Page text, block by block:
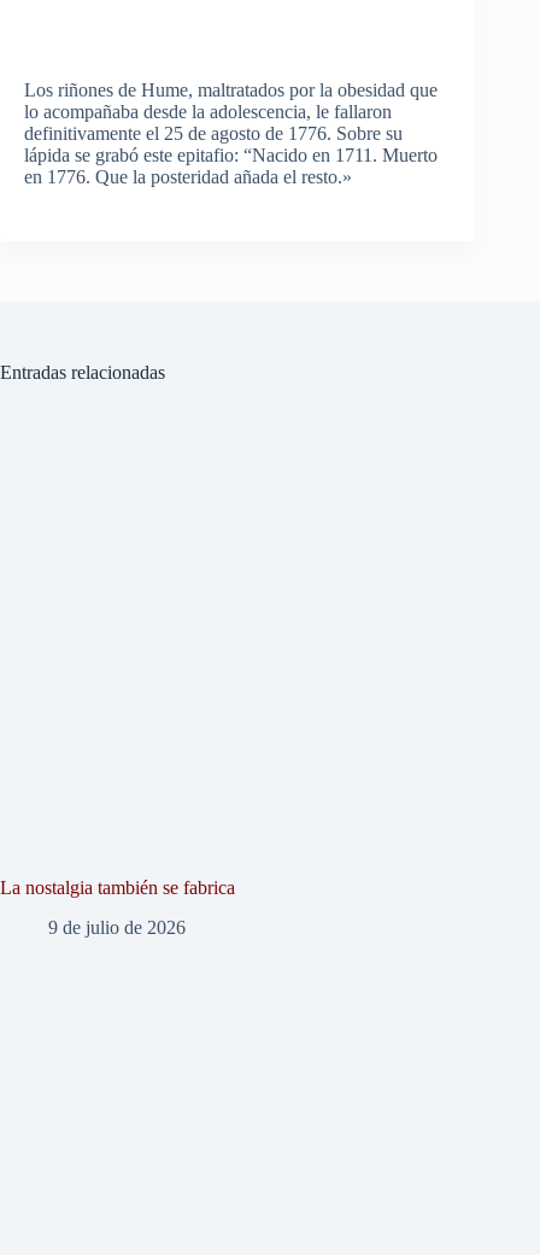
Los riñones de Hume, maltratados porla obesidad que
lo acompañaba desde la adolescencia, le fallaron
definitivamente el 25 de agosto de 1776. Sobre su
lápida se grabó este epitafio: “Nacido en 1711. Muerto
en 1776. Que la posteridad añada el resto.»
Entradas relacionadas
La nostalgia también se fabrica
9 de julio de 2026